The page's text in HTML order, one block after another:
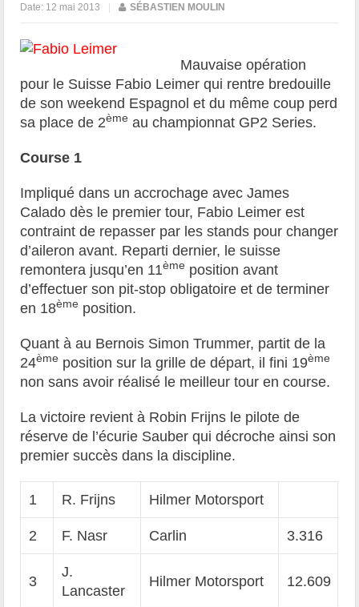
Date: 12 mai 2013 | SÉBASTIEN MOULIN
Mauvaise opération
pour le Suisse Fabio Leimer qui rentre bredouille
de son weekend Espagnol et du même coup perd
sa place de 2ème au championnat GP2 Series.
Course 1
Impliqué dans un accrochage avec James
Calado dès le premier tour, Fabio Leimer est
contraint de repasser par les stands pour changer
d’aileron avant. Reparti dernier, le suisse
remontera jusqu’en 11ème position avant
d’effectuer son pit-stop obligatoire et de terminer
en 18ème position.
Quant à au Bernois Simon Trummer, partit de la
24ème position sur la grille de départ, il fini 19ème
non sans avoir réalisé le meilleur tour en course.
La victoire revient à Robin Frijns le pilote de
réserve de l’écurie Sauber qui décroche ainsi son
premier succès dans la discipline.
1 R. Frijns Hilmer Motorsport
2 F. Nasr Carlin 3.316
3
J.
Lancaster
Hilmer Motorsport 12.609